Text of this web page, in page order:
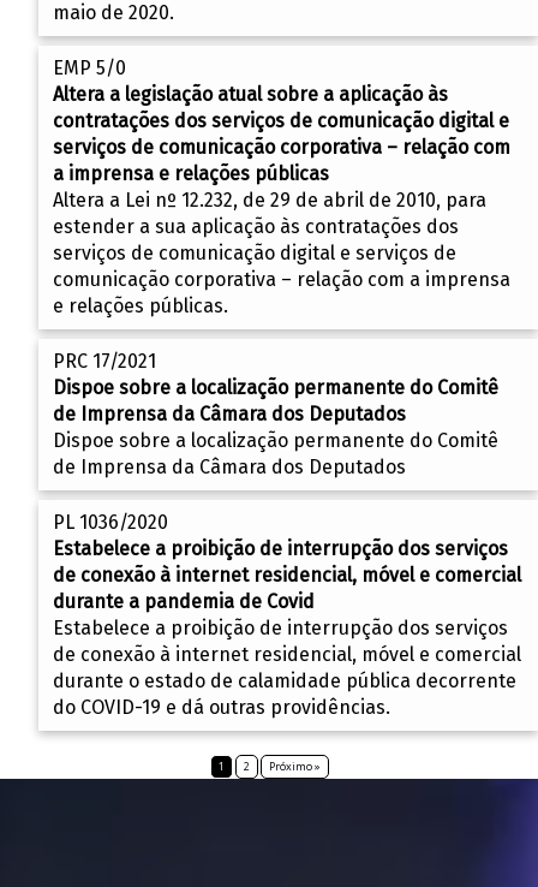
maio de 2020.
EMP 5/0
Altera a legislação atual sobre a aplicação às
contratações dos serviços de comunicação digital e
serviços de comunicação corporativa – relação com
a imprensa e relações públicas
Altera a Lei nº 12.232, de 29 de abril de 2010, para
estender a sua aplicação às contratações dos
serviços de comunicação digital e serviços de
comunicação corporativa – relação com a imprensa
e relações públicas.
PRC 17/2021
Dispoe sobre a localização permanente do Comitê
de Imprensa da Câmara dos Deputados
Dispoe sobre a localização permanente do Comitê
de Imprensa da Câmara dos Deputados
PL 1036/2020
Estabelece a proibição de interrupção dos serviços
de conexão à internet residencial, móvel e comercial
durante a pandemia de Covid
Estabelece a proibição de interrupção dos serviços
de conexão à internet residencial, móvel e comercial
durante o estado de calamidade pública decorrente
do COVID-19 e dá outras providências.
1 2 Próximo »